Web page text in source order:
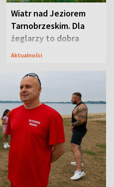
Wiatr nad Jeziorem
Tarnobrzeskim. Dla
żeglarzy to dobra
wiadomość
Aktualności